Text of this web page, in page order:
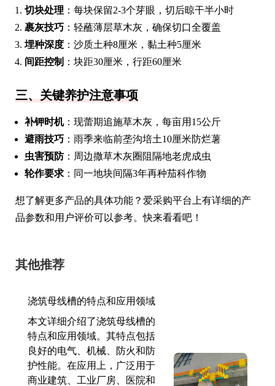
切块处理 ：每块保留2-3个芽眼，切后晾干半小时
裹灰技巧 ：轻蘸薄层草木灰，确保切口全覆盖
埋种深度 ：沙质土种8厘米，黏土种5厘米
间距控制 ：块距30厘米，行距60厘米
三、关键养护注意事项
补钾时机：现蕾期追施草木灰，每亩用15公斤
避雨技巧 ：雨季来临前垄沟培土10厘米防烂薯
虫害预防：周边撒草木灰圈阻隔地老虎成虫
轮作要求 ：同一地块间隔3年再种茄科作物
想了解更多产品的具体功能？爱采购平台上有详细的产
品参数和用户评价可以参考。快来看看吧！
其他推荐
浇筑母线槽的特点和应用领域
本文详细介绍了浇筑母线槽的
特点和应用领域。其特点包括
良好的电气、机械、防火和防
护性能。在应用上，广泛用于
商业建筑、工业厂房、医院和